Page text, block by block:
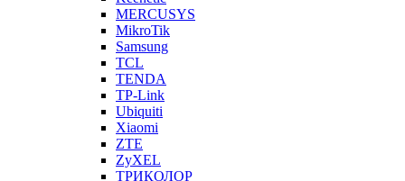
MERCUSYS
MikroTik
Samsung
TCL
TENDA
TP-Link
Ubiquiti
Xiaomi
ZTE
ZyXEL
ТРИКОЛОР